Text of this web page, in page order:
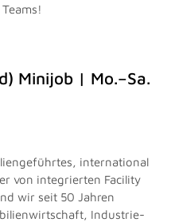
Minijob | Mo.–Sa.
international
von integrierten Facility
wir seit 50 Jahren
Industrie-